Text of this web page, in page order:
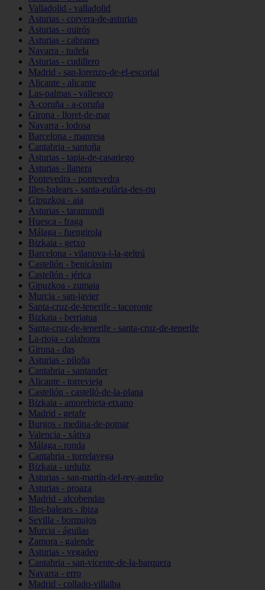
Valladolid - valladolid
Asturias - corvera-de-asturias
Asturias - quirós
Asturias - cabranes
Navarra - tudela
Asturias - cudillero
Madrid - san-lorenzo-de-el-escorial
Alicante - alicante
Las-palmas - valleseco
A-coruña - a-coruña
Girona - lloret-de-mar
Navarra - lodosa
Barcelona - manresa
Cantabria - santoña
Asturias - tapia-de-casariego
Asturias - llanera
Pontevedra - pontevedra
Illes-balears - santa-eulària-des-riu
Gipuzkoa - aia
Asturias - taramundi
Huesca - fraga
Málaga - fuengirola
Bizkaia - getxo
Barcelona - vilanova-i-la-geltrú
Castellón - benicàssim
Castellón - jérica
Gipuzkoa - zumaia
Murcia - san-javier
Santa-cruz-de-tenerife - tacoronte
Bizkaia - berriatua
Santa-cruz-de-tenerife - santa-cruz-de-tenerife
La-rioja - calahorra
Girona - das
Asturias - piloña
Cantabria - santander
Alicante - torrevieja
Castellón - castelló-de-la-plana
Bizkaia - amorebieta-etxano
Madrid - getafe
Burgos - medina-de-pomar
Valencia - xàtiva
Málaga - ronda
Cantabria - torrelavega
Bizkaia - urduliz
Asturias - san-martín-del-rey-aurelio
Asturias - proaza
Madrid - alcobendas
Illes-balears - ibiza
Sevilla - bormujos
Murcia - águilas
Zamora - galende
Asturias - vegadeo
Cantabria - san-vicente-de-la-barquera
Navarra - erro
Madrid - collado-villalba